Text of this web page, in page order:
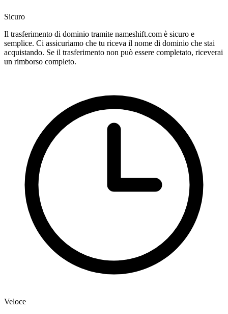
Sicuro
Il trasferimento di dominio tramite nameshift.com è sicuro e
semplice. Ci assicuriamo che tu riceva il nome di dominio che stai
acquistando. Se il trasferimento non può essere completato, riceverai
un rimborso completo.
Veloce